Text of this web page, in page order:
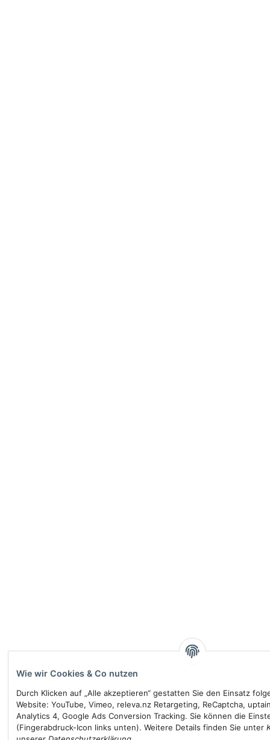
Wie wir Cookies & Co nutzen
Durch Klicken auf „Alle akzeptieren“ gestatten Sie den Einsatz
Website: YouTube, Vimeo, releva.nz Retargeting, ReCaptcha,
Analytics 4, Google Ads Conversion Tracking. Sie können die
(Fingerabdruck-Icon links unten). Weitere Details finden Sie unter